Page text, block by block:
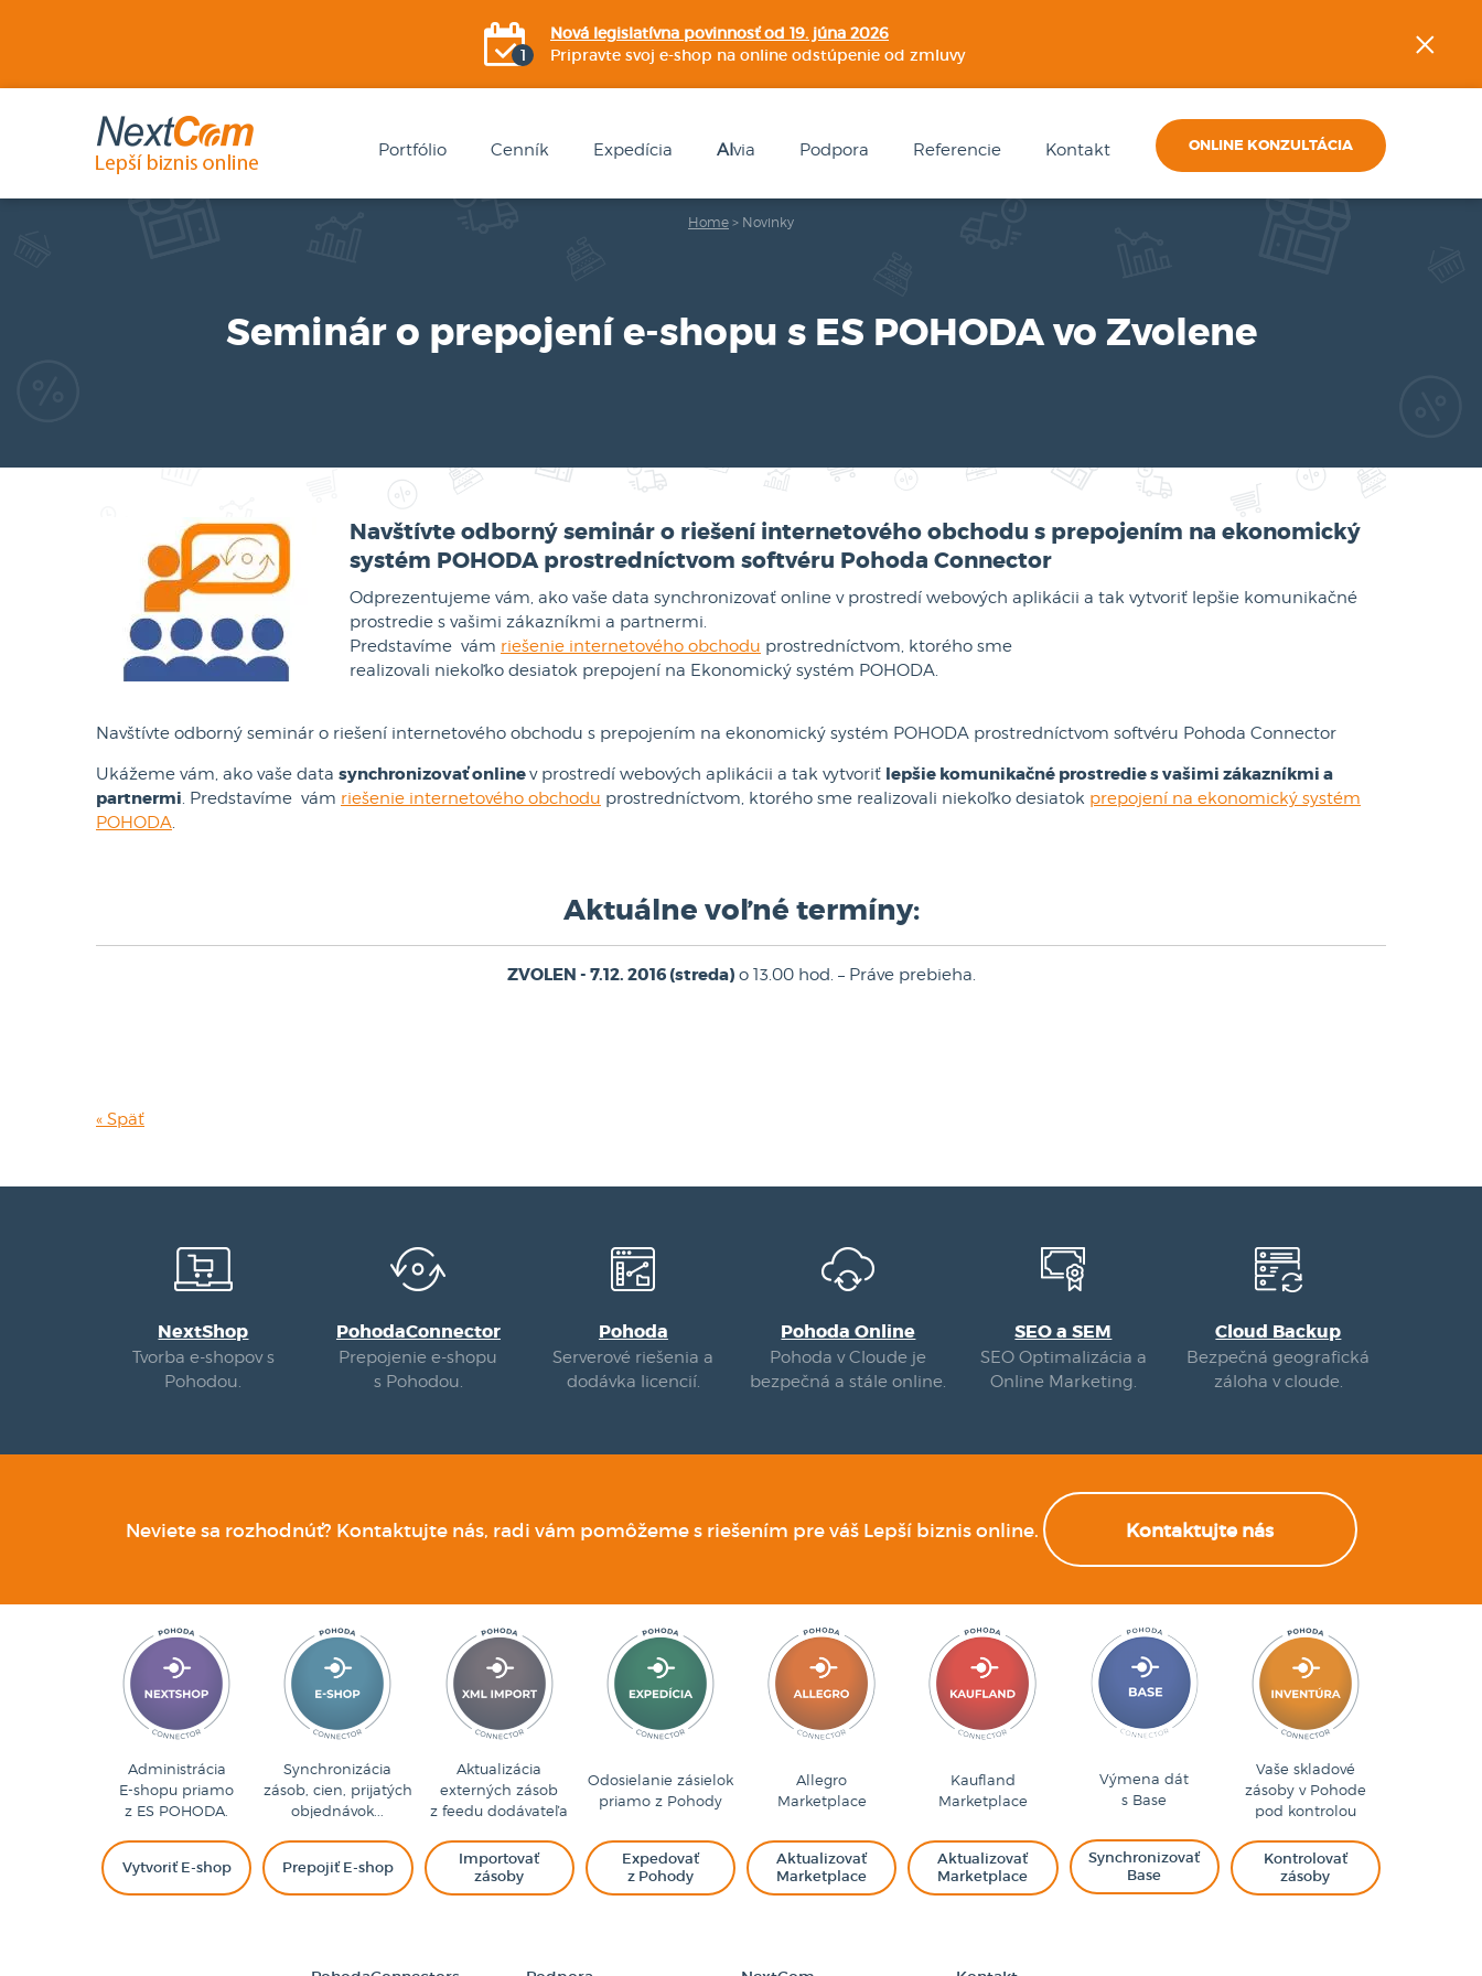
Nová legislatívna povinnosť od 19. júna 2026
Pripravte svoj e-shop na online odstúpenie od zmluvy
×
Portfólio Cenník Expedícia AIvia Podpora Referencie Kontakt ONLINE KONZULTÁCIA
Home > Novinky
Seminár o prepojení e-shopu s ES POHODA vo Zvolene
Navštívte odborný seminár o riešení internetového obchodu s prepojením na ekonomický
systém POHODA prostredníctvom softvéru Pohoda Connector
Odprezentujeme vám, ako vaše data synchronizovať online v prostredí webových aplikácii a tak vytvoriť lepšie komunikačné
prostredie s vašimi zákazníkmi a partnermi.
Predstavíme vám riešenie internetového obchodu prostredníctvom, ktorého sme
realizovali niekoľko desiatok prepojení na Ekonomický systém POHODA.
Navštívte odborný seminár o riešení internetového obchodu s prepojením na ekonomický systém POHODA prostredníctvom softvéru Pohoda Connector
Ukážeme vám, ako vaše data synchronizovať onlinev prostredí webových aplikácii a tak vytvoriť lepšie komunikačné prostredie s vašimi zákazníkmi a
partnermi. Predstavíme vám riešenie internetového obchodu prostredníctvom, ktorého sme realizovali niekoľko desiatok prepojení na ekonomický systém
POHODA.
Aktuálne voľné termíny:
ZVOLEN - 7.12. 2016 (streda)o 13.00 hod. – Práve prebieha.
« Späť
NextShop
Tvorba e-shopov s
Pohodou.
PohodaConnector
Prepojenie e-shopu
s Pohodou.
Pohoda
Serverové riešenia a
dodávka licencií.
Pohoda Online
Pohoda v Cloude je
bezpečná a stále online.
SEO a SEM
SEO Optimalizácia a
Online Marketing.
Cloud Backup
Bezpečná geografická
záloha v cloude.
Neviete sa rozhodnúť? Kontaktujte nás, radi vám pomôžeme s riešením pre váš Lepší biznis online. Kontaktujte nás
Administrácia
E-shopu priamo
z ES POHODA.
Vytvoriť E-shop
Synchronizácia
zásob, cien, prijatých
objednávok...
Prepojiť E-shop
Aktualizácia
externých zásob
z feedu dodávateľa
Importovať
zásoby
Odosielanie zásielok
priamo z Pohody
Expedovať
z Pohody
Allegro
Marketplace
Aktualizovať
Marketplace
Kaufland
Marketplace
Aktualizovať
Marketplace
Výmena dát
s Base
Synchronizovať
Base
Vaše skladové
zásoby v Pohode
pod kontrolou
Kontrolovať
zásoby